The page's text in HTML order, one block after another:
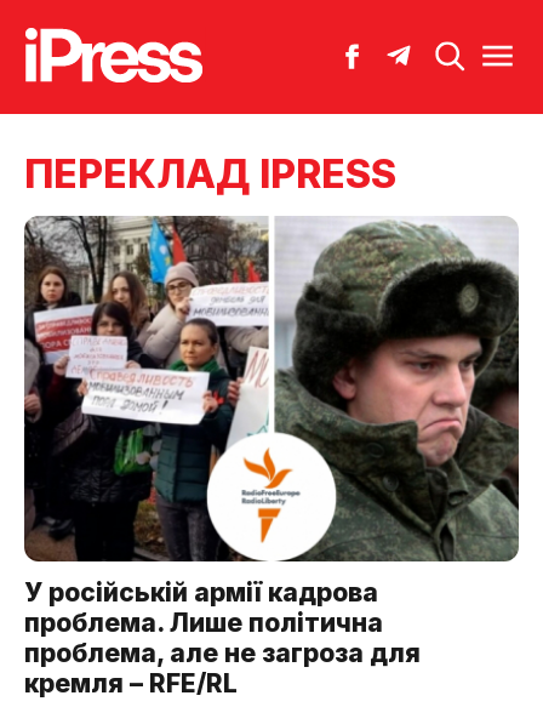
ПЕРЕКЛАД IPRESS
У російській армії кадрова
проблема. Лише політична
проблема, але не загроза для
кремля – RFE/RL